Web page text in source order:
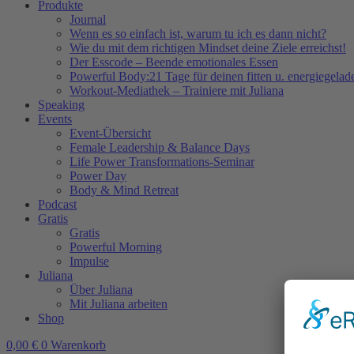
Produkte
Journal
Wenn es so einfach ist, warum tu ich es dann nicht?
Wie du mit dem richtigen Mindset deine Ziele erreichst!
Der Esscode – Beende emotionales Essen
Powerful Body:21 Tage für deinen fitten u.
Workout-Mediathek – Trainiere mit Juliana
Speaking
Events
Event-Übersicht
Female Leadership & Balance Days
Life Power Transformations-Seminar
Power Day
Body & Mind Retreat
Podcast
Gratis
Gratis
Powerful Morning
Impulse
Juliana
Über Juliana
Mit Juliana arbeiten
Shop
0,00 € 0 Warenkorb